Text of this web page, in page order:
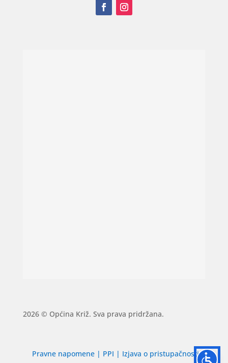
2026 © Općina Križ. Sva prava pridržana.
Pravne napomene | PPI | Izjava o pristupačnosti|